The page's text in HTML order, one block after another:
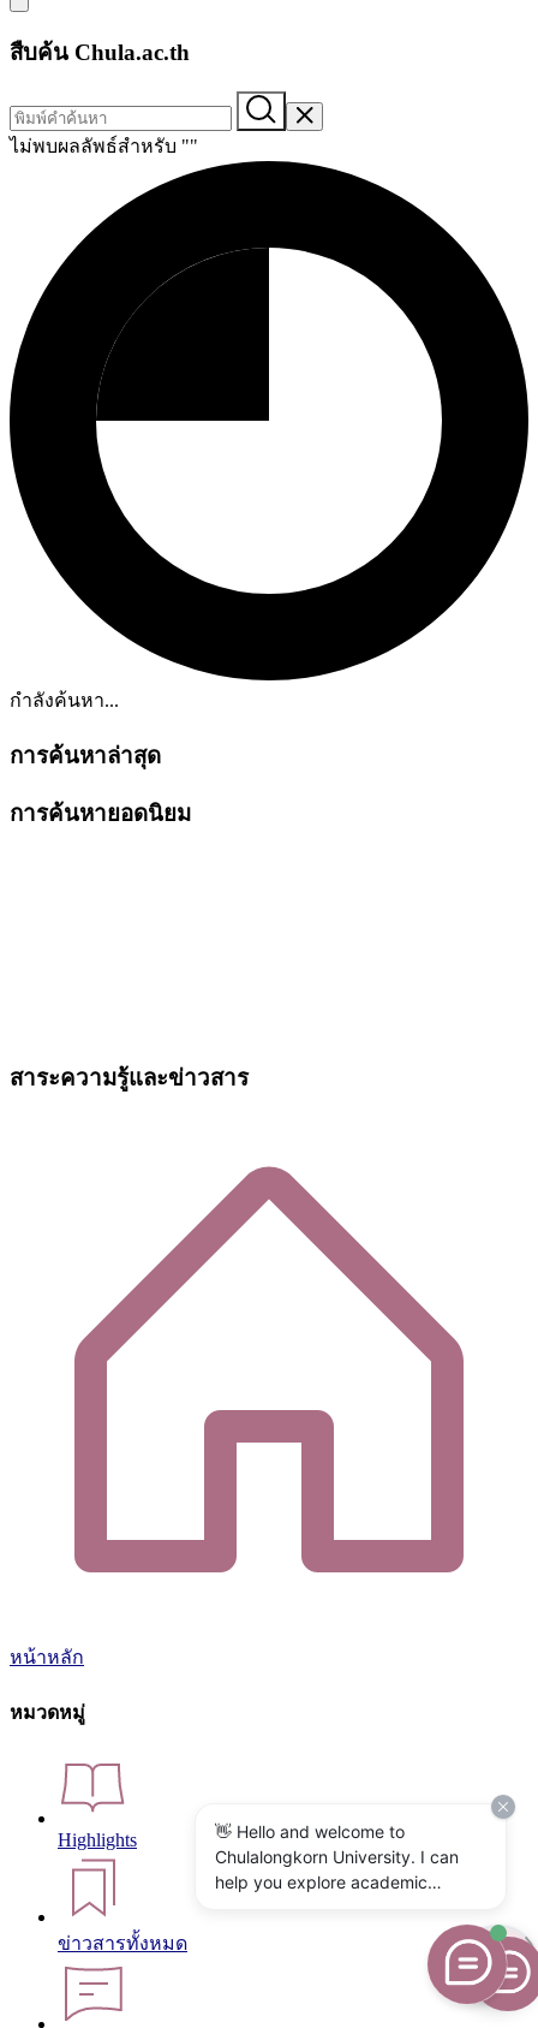
สืบค้น Chula.ac.th
ไม่พบผลลัพธ์สำหรับ ""
กำลังค้นหา...
การค้นหาล่าสุด
การค้นหายอดนิยม
สาระความรู้และข่าวสาร
หน้าหลัก
หมวดหมู่
Highlights
ข่าวสารทั้งหมด
👋 Hello and welcome to
Chulalongkorn University. I can
help you explore academic